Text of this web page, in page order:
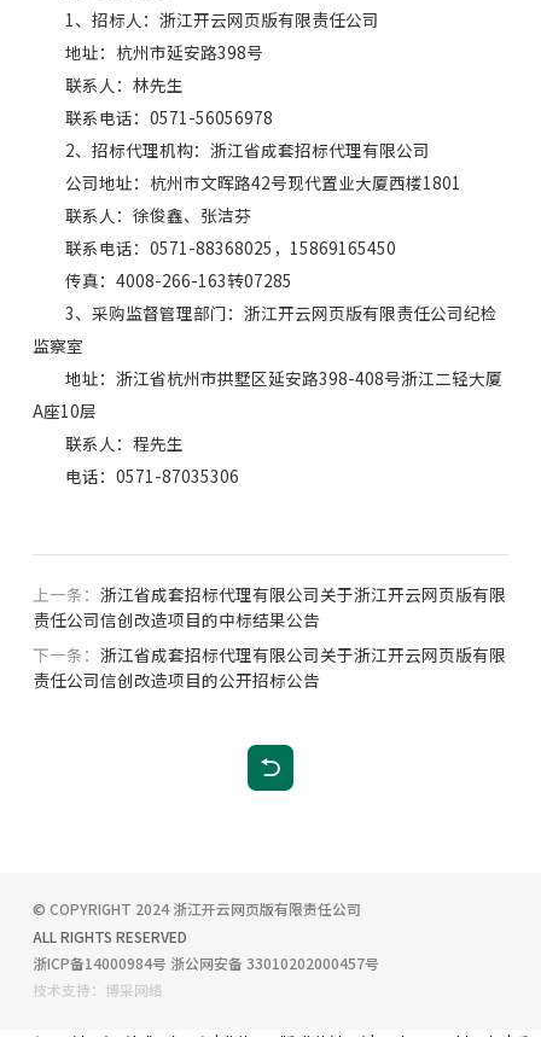
1、招标人：浙江开云网页版有限责任公司
地址：杭州市延安路398号
联系人：林先生
联系电话：0571-56056978
2、招标代理机构：浙江省成套招标代理有限公司
公司地址：杭州市文晖路42号现代置业大厦西楼1801
联系人：徐俊鑫、张洁芬
联系电话：0571-88368025，15869165450
传真：4008-266-163转07285
3、采购监督管理部门：浙江开云网页版有限责任公司纪检
监察室
地址：浙江省杭州市拱墅区延安路398-408号浙江二轻大厦
A座10层
联系人：程先生
电话：0571-87035306
上一条： 浙江省成套招标代理有限公司关于浙江开云网页版有限
责任公司信创改造项目的中标结果公告
下一条： 浙江省成套招标代理有限公司关于浙江开云网页版有限
责任公司信创改造项目的公开招标公告
© COPYRIGHT 2024 浙江开云网页版有限责任公司
ALL RIGHTS RESERVED
浙ICP备14000984号 浙公网安备 33010202000457号
技术支持：博采网络